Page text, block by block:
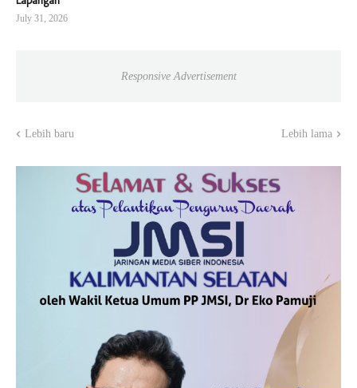
July 31, 2026
Responsive Advertisement
Lebih baru Lebih lama